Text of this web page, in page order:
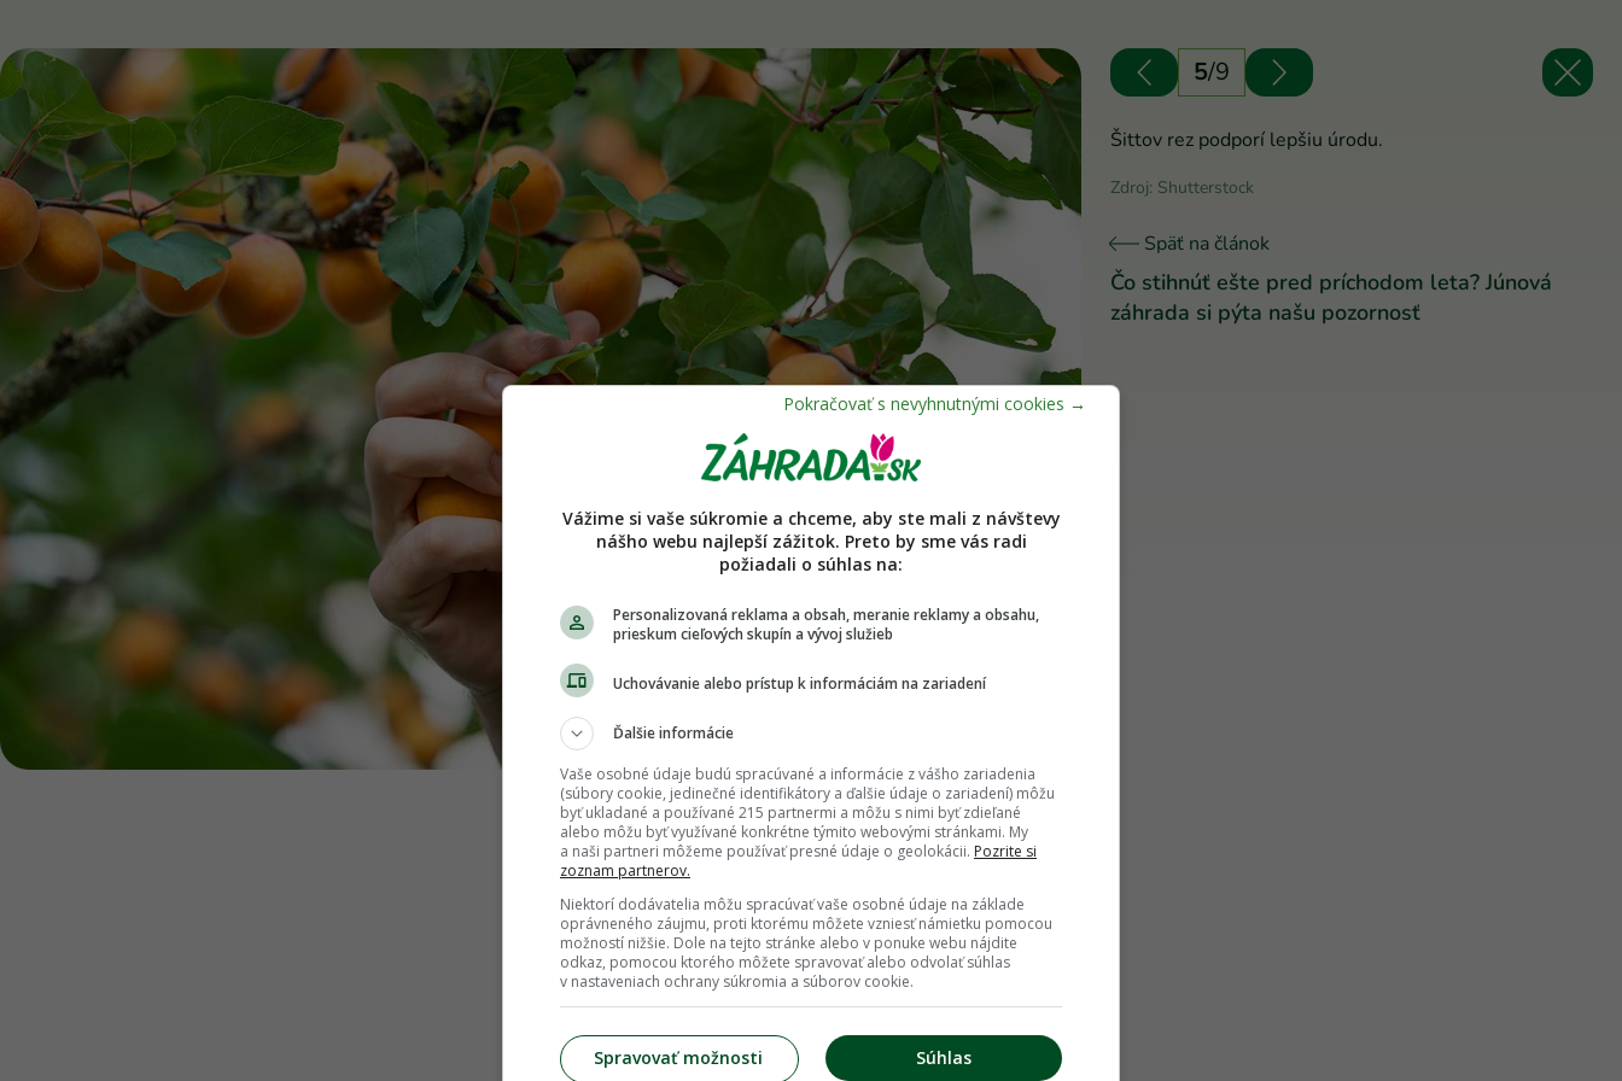
5/9
Šittov rez podporí lepšiu úrodu.
Zdroj: Shutterstock
Späť na článok
Čo stihnúť ešte pred príchodom leta? Júnová
záhrada si pýta našu pozornosť
Vážime si vaše súkromie a chceme, aby ste mali z návštevy
nášho webu najlepší zážitok. Preto by sme vás radi
požiadali o súhlas na:
Personalizovaná reklama a obsah, meranie reklamy a obsahu,
prieskum cieľových skupín a vývoj služieb
Uchovávanie alebo prístup k informáciám na zariadení
Ďalšie informácie
Vaše osobné údaje budú spracúvané a informácie z vášho zariadenia
(súbory cookie, jedinečné identifikátory a ďalšie údaje o zariadení) môžu
byť ukladané a používané 215 partnermi a môžu s nimi byť zdieľané
alebo môžu byť využívané konkrétne týmito webovými stránkami. My
a naši partneri môžeme používať presné údaje o geolokácii. Pozrite si
zoznam partnerov.
Niektorí dodávatelia môžu spracúvať vaše osobné údaje na základe
oprávneného záujmu, proti ktorému môžete vzniesť námietku pomocou
možností nižšie. Dole na tejto stránke alebo v ponuke webu nájdite
odkaz, pomocou ktorého môžete spravovať alebo odvolať súhlas
v nastaveniach ochrany súkromia a súborov cookie.
Súhlas
Spravovať možnosti